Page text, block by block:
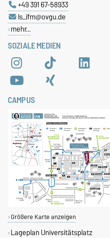
SOZIALE MEDIEN
+49 391 67-58933
ls_ifm@ovgu.de
mehr…
CAMPUS
Größere Karte anzeigen
Lageplan Universitätsplatz